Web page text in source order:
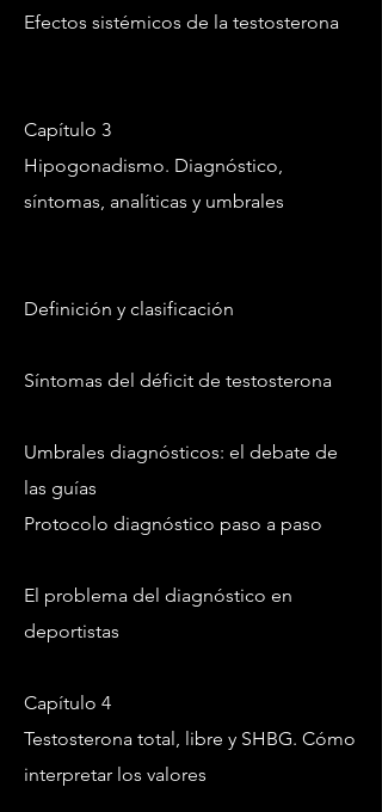
Efectos sistémicos de la testosterona
Capítulo 3
Hipogonadismo. Diagnóstico,
síntomas, analíticas y umbrales
Definición y clasificación
Síntomas del déficit de testosterona
Umbrales diagnósticos: el debate de
las guías
Protocolo diagnóstico paso a paso
El problema del diagnóstico en
deportistas
Capítulo 4
Testosterona total, libre y SHBG. Cómo
interpretar los valores